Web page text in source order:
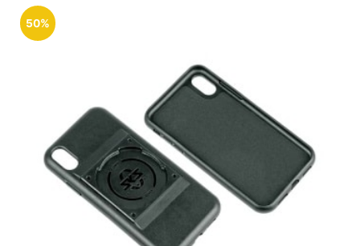
50%